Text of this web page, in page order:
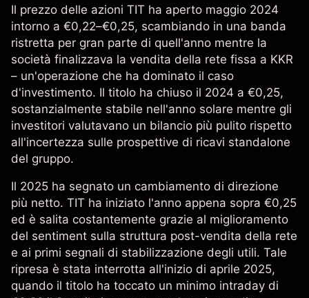
Il prezzo delle azioni TIT ha aperto maggio 2024
intorno a €0,22–€0,25, scambiando in una banda
ristretta per gran parte di quell'anno mentre la
società finalizzava la vendita della rete fissa a KKR
– un'operazione che ha dominato il caso
d'investimento. Il titolo ha chiuso il 2024 a €0,25,
sostanzialmente stabile nell'anno solare mentre gli
investitori valutavano un bilancio più pulito rispetto
all'incertezza sulle prospettive di ricavi standalone
del gruppo.
Il 2025 ha segnato un cambiamento di direzione
più netto. TIT ha iniziato l'anno appena sopra €0,25
ed è salita costantemente grazie al miglioramento
del sentiment sulla struttura post-vendita della rete
e ai primi segnali di stabilizzazione degli utili. Tale
ripresa è stata interrotta all'inizio di aprile 2025,
quando il titolo ha toccato un minimo intraday di